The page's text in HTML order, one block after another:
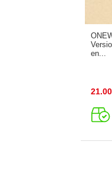
en...
21.00